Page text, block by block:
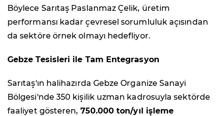
Böylece Sarıtaş Paslanmaz Çelik, üretim
performansı kadar çevresel sorumluluk açısından
da sektöre örnek olmayı hedefliyor.
Gebze Tesisleri ile Tam Entegrasyon
Sarıtaş'ın halihazırda Gebze Organize Sanayi
Bölgesi'nde 350 kişilik uzman kadrosuyla sektörde
faaliyet gösteren, 750.000 ton/yıl işleme